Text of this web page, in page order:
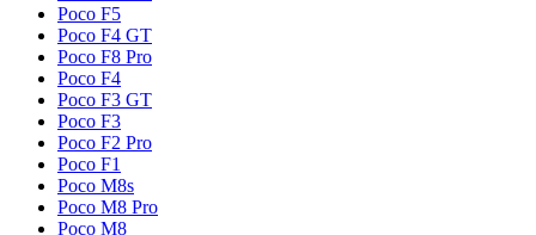
Poco F5
Poco F4 GT
Poco F8 Pro
Poco F4
Poco F3 GT
Poco F3
Poco F2 Pro
Poco F1
Poco M8s
Poco M8 Pro
Poco M8